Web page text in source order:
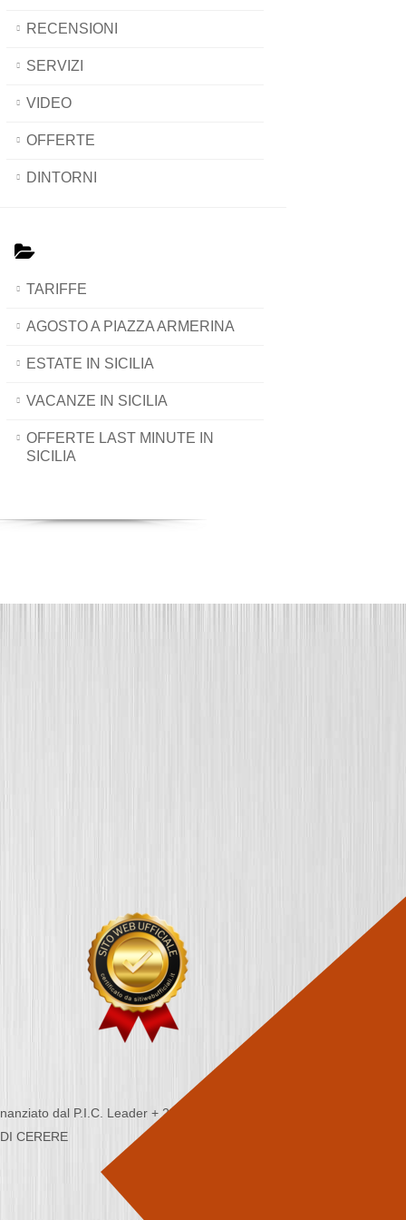
RECENSIONI
SERVIZI
VIDEO
OFFERTE
DINTORNI
TARIFFE
AGOSTO A PIAZZA ARMERINA
ESTATE IN SICILIA
VACANZE IN SICILIA
OFFERTE LAST MINUTE IN
SICILIA
dal P.I.C. Leader + 2000/2006 - Programma
CERERE